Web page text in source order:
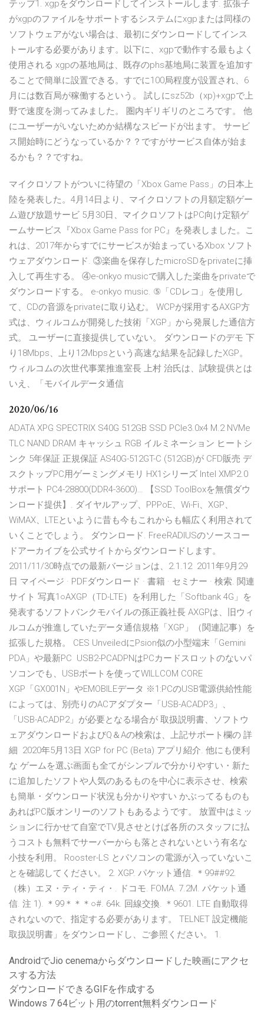
テップ1. xgpをダウンロードしてインストールします. 拡張子
がxgpのファイルをサポートするシステムにxgpまたは同様の
ソフトウェアがない場合は、最初にダウンロードしてインス
トールする必要があります。以下に、xgpで動作する最もよく
使用される xgpの基地局は、既存のphs基地局に装置を追加す
ることで簡単に設置できる。すでに100局程度が設置され、6
月には数百局が稼働するという。 試しにsz52b（xp)+xgpで上
野で速度を測ってみました。 圏内ギリギリのところです。 他
にユーザーがいないためか結構なスピードが出ます。 サービ
ス開始時にどうなっているか？？ですがサービス自体が始ま
るかも？？ですね。
マイクロソフトがついに待望の「Xbox Game Pass」の日本上
陸を発表した。4月14日より、マイクロソフトの月額定額ゲー
ム遊び放題サービ 5月30日、マイクロソフトはPC向け定額ゲ
ームサービス『Xbox Game Pass for PC』を発表しました。こ
れは、2017年からすでにサービスが始まっているXbox ソフト
ウェアダウンロード. ③楽曲を保存したmicroSDをprivateに挿
入して再生する。 ④e-onkyo musicで購入した楽曲をprivateで
ダウンロードする。 e-onkyo music. ⑤「CDレコ」を使用し
て、CDの音源をprivateに取り込む。 WCPが採用するAXGP方
式は、ウィルコムが開発した技術「XGP」から発展した通信方
式。 ユーザーに直接提供していない。 ダウンロードのデモ 下
り18Mbps、上り12Mbpsという高速な結果を記録したXGP。
ウィルコムの次世代事業推進室長 上村 治氏は、試験提供とは
いえ、「モバイルデータ通信
2020/06/16
ADATA XPG SPECTRIX S40G 512GB SSD PCIe3.0x4 M.2 NVMe
TLC NAND DRAM キャッシュ RGB イルミネーション ヒートシ
ンク 5年保証 正規保証 AS40G-512GT-C (512GB)が CFD販売 デ
スクトップPC用ゲーミングメモリ HX1シリーズ Intel XMP2.0
サポート PC4-28800(DDR4-3600)… 【SSD ToolBoxを無償ダウ
ンロード提供】. ダイヤルアップ、PPPoE、Wi-Fi、XGP、
WiMAX、LTEといように昔も今もこれからも幅広く利用されて
いくことでしょう。 ダウンロード. FreeRADIUSのソースコー
ドアーカイブを公式サイトからダウンロードします。
2011/11/30時点での最新バージョンは、2.1.12 2011年9月29
日 マイページ · PDFダウンロード · 書籍 · セミナー · 検索. 関連
サイト 写真1○AXGP（TD-LTE）を利用した「Softbank 4G」を
発表するソフトバンクモバイルの孫正義社長 AXGPは、旧ウィ
ルコムが推進していたデータ通信規格「XGP」（関連記事）を
拡張した規格。 CES UnveiledにPsion似の小型端末「Gemini
PDA」や最新PC USB2-PCADPNはPCカードスロットのないパ
ソコンでも、USBポートを使ってWILLCOM CORE
XGP「GX001N」やEMOBILEデータ ※1:PCのUSB電源供給性能
によっては、別売りのACアダプター「USB-ACADP3」、
「USB-ACADP2」が必要となる場合が 取扱説明書、ソフトウ
ェアダウンロードおよびQ＆Aの検索は、上記サポート欄の 詳
細 2020年5月13日 XGP for PC (Beta) アプリ紹介. 他にも便利
な ゲームを選ぶ画面も全てがシンプルで分かりやすい・新た
に追加したソフトや人気のあるものを中心に表示させ、検索
も簡単・ダウンロード状況も分かりやすい かぶってるものも
あればPC版オンリーのソフトもあるようです。 放置中はミッ
ションに行かせて自室でTV見させとけば各所のスタッフに払
うコストも無料でサーバーからも落とされないという有名な
小技を利用。 Rooster-LS とパソコンの電源が入っていないこ
とを確認してください。 2. XGP. パケット通信. ＊99##92.
（株）エヌ・ティ・ティ・. ドコモ. FOMA. 7.2M. パケット通
信. 注 1). ＊99＊＊＊○#. 64k. 回線交換. ＊9601. LTE 自動取得
されないので、指定する必要があります。 TELNET 設定機能
取扱説明書」をダウンロードし、ご参照ください。 1.
AndroidでJio cenemaからダウンロードした映画にアクセ
スする方法
ダウンロードできるGIFを作成する
Windows 7 64ビット用のtorrent無料ダウンロード